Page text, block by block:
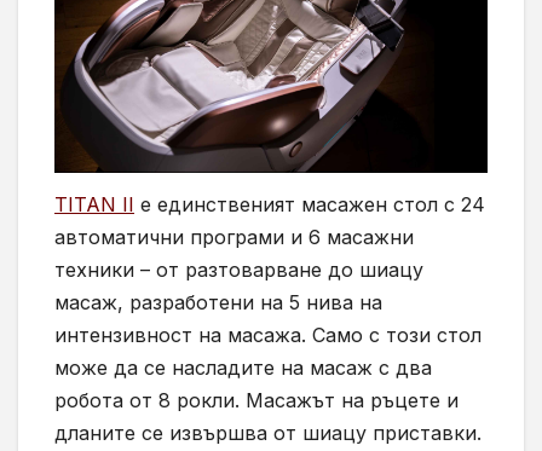
TITAN II е единственият масажен стол с 24
автоматични програми и 6 масажни
техники – от разтоварване до шиацу
масаж, разработени на 5 нива на
интензивност на масажа. Само с този стол
може да се насладите на масаж с два
робота от 8 рокли. Масажът на ръцете и
дланите се извършва от шиацу приставки.